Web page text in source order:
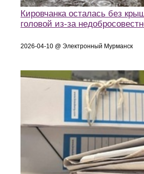
Кировчанка осталась без
головой из-за
2026-04-10 @ Электронный Мурманск